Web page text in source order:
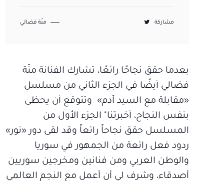
مشاركة منّة فضالي
بعدما حقق نجاحًا رائعًا، تشارك الفنانة منّة
فضالي أيضًا في الجزء الثاني من مسلسل
«مقابلة مع السيد آدم» وتتوقع أن يحظى
بنفس النجاح، أخبرتنا" الجزء الأول من
المسلسل حقق نجاحاً رائعاً وقد لقى دور «نور»
ردود فعل رائعة من الجمهور في سوريا
والوطن العربي ومن فنانين ومخرجين سوريين
أصدقاء، وشرف لي أن أعمل مع النجم العالمي